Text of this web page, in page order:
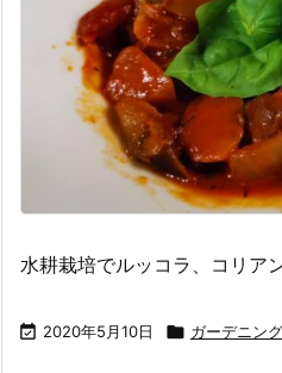
水耕栽培でルッコラ、コリア
 2020年5月10日  ガーデニング